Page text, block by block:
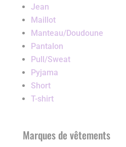
Jean
Maillot
Manteau/Doudoune
Pantalon
Pull/Sweat
Pyjama
Short
T-shirt
Marques de vêtements